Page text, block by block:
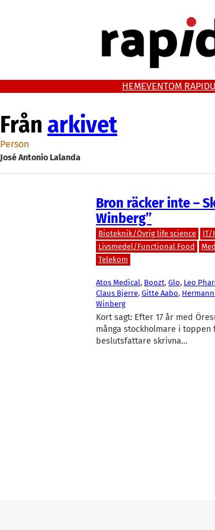
HEMEVENTOM
Från arkivet
Person
José Antonio Lalanda
Bron räcker inte –
Winberg”
Bioteknik/Övrig life science IT/
Livsmedel/Functional Food
Telekom
Atos Medical, Boozt, Glo, Leo
Claus Bjerre, Gitte Aabo,
Winberg
Kort sagt: Efter 17 år med
många stockholmare i
beslutsfattare skrivna…